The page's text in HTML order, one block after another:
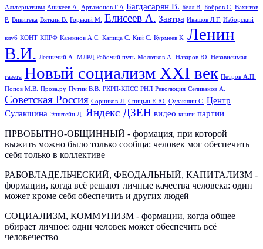
Альтернативы Аникеев А. Артамонов Г.А Багдасарян В. Белл В. Бобров С.
Вахитов
Р. Викитека Вяткин В. Горький М. Елисеев А. Завтра Ивашов Л.Г. Изборский
клуб КОНТ КПРФ Казеннов А.С. Капица С. Кий С. Курмеев К.
Ленин
В.И. Лесничий А. МЛРД Рабочий путь Молотков А. Назаров Ю. Независимая
газета Новый социализм XXI век Петров А.П.
Попов М.В.
Проза.ру Путин В.В. РКРП-КПСС РНЛ Революция Селиванов А.
Советская Россия Сорников Л. Спицын Е.Ю. Сулакшин С.
Центр
Сулакшина Эпштейн Д. Яндекс ДЗЕН видео книги партии
ПРВОБЫТНО-ОБЩИННЫЙ - формация, при которой
выжить можно было только сообща: человек мог обеспечить
себя только в коллективе
РАБОВЛАДЕЛЬЧЕСКИЙ, ФЕОДАЛЬНЫЙ, КАПИТАЛИЗМ -
формации, когда всё решают личные качества человека: один
может кроме себя обеспечить и других людей
СОЦИАЛИЗМ, КОММУНИЗМ - формации, когда общее
вбирает личное: один человек может обеспечить всё
человечество